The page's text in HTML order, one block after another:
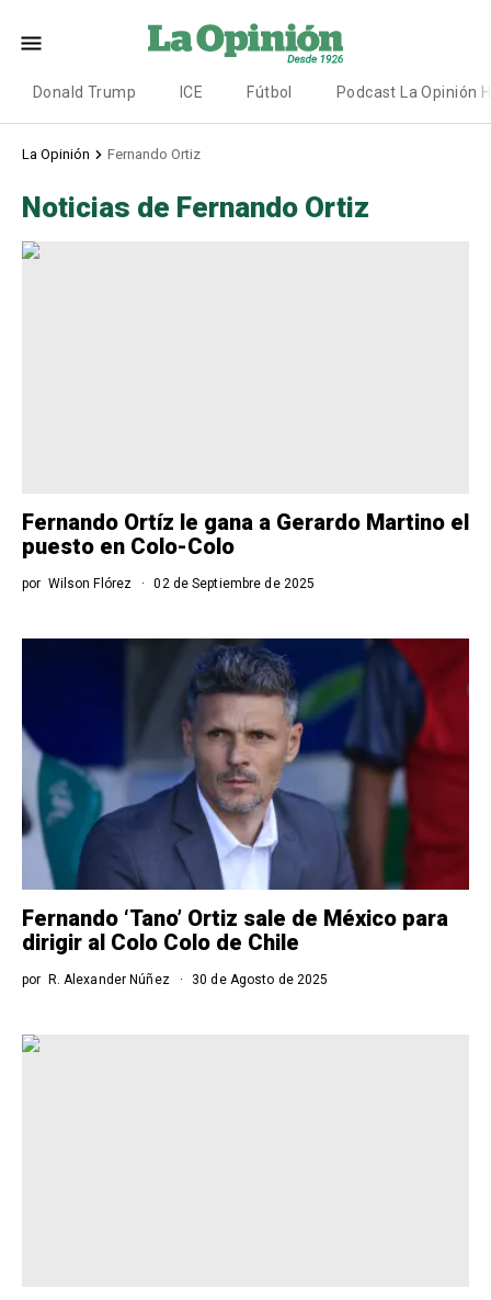
Donald Trump ICE Fútbol Podcast La Opinión
La Opinión Fernando Ortiz
Noticias de Fernando Ortiz
Fernando Ortíz le gana a Gerardo Martino el
puesto en Colo-Colo
por Wilson Flórez 02 de Septiembre de 2025
Fernando ‘Tano’ Ortiz sale de México para
dirigir al Colo Colo de Chile
por R. Alexander Núñez 30 de Agosto de 2025